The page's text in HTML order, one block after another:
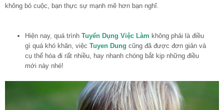
không bỏ cuộc, bạn thực sự mạnh mẽ hơn bạn nghĩ.
Hiện nay, quá trình Tuyển Dụng Việc Làm không phải là điều
gì quá khó khăn, việc Tuyen Dung cũng đã được đơn giản và
cụ thể hóa đi rất nhiều, hay nhanh chóng bắt kịp những điều
mới này nhé!